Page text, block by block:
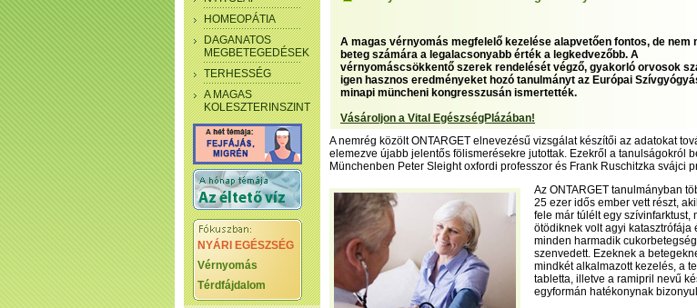
HOMEOPÁTIA
DAGANATOS
MEGBETEGEDÉSEK
TERHESSÉG
A MAGAS
KOLESZTERINSZINT
NYÁRI EGÉSZSÉG
Vérnyomás
Térdfájdalom
A magas vérnyomás megfelelő kezelése alapvetően fontos, de nem
beteg számára a legalacsonyabb érték a legkedvezőbb. A
vérnyomáscsökkentő szerek rendelését végző, gyakorló orvosok
igen hasznos eredményeket hozó tanulmányt az Európai
minapi müncheni kongresszusán ismertették.
Vásároljon a Vital EgészségPlázában!
A nemrég közölt ONTARGET elnevezésű vizsgálat készítői az adatokat
elemezve újabb jelentős fölismerésekre jutottak. Ezekről a tanulságokról
Münchenben Peter Sleight oxfordi professzor és Frank Ruschitzka svájci
Az ONTARGET tanulmányban
25 ezer idős ember vett részt,
fele már túlélt egy szívinfarktust,
ötödiknek volt agyi katasztrófája
minden harmadik
szenvedett. Ezeknek a
mindkét alkalmazott kezelés, a
tabletta, illetve a ramipril nevű
egyformán hatékonynak